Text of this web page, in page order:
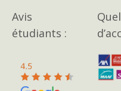
Avis
étudiants :